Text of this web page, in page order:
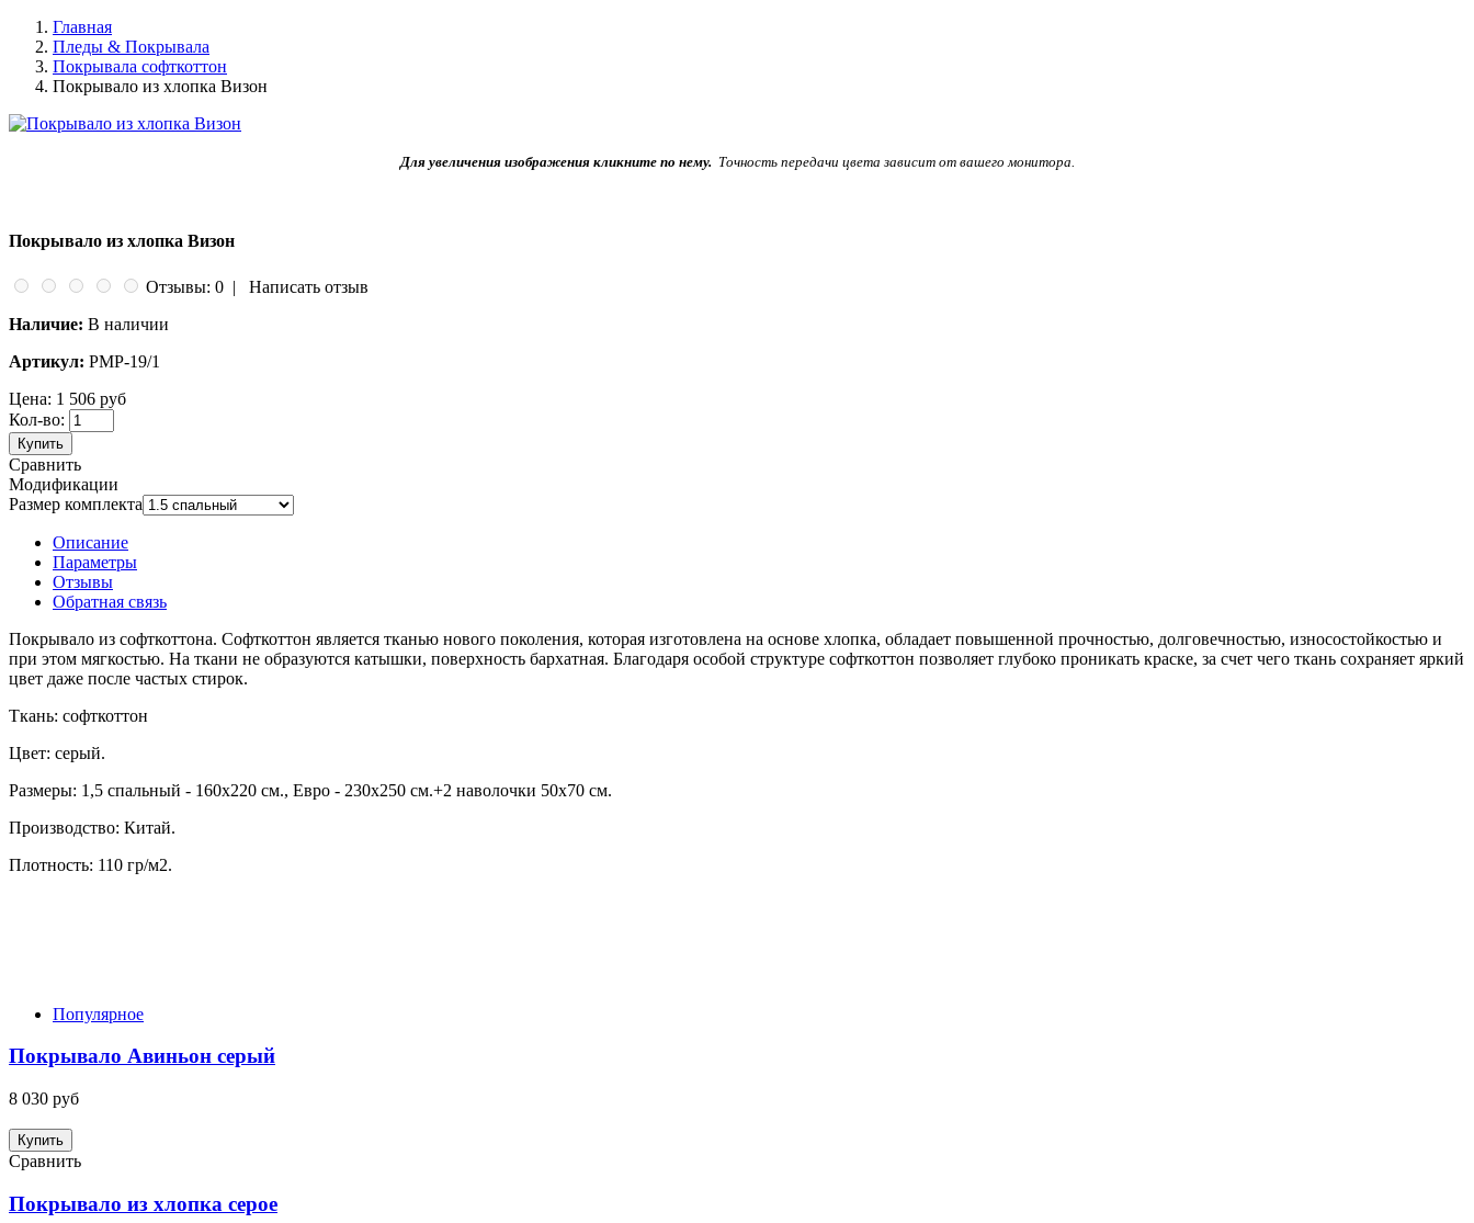
Главная
Пледы & Покрывала
Покрывала софткоттон
Покрывало из хлопка Визон
Для увеличения изображения кликните по нему. Точность передачи цвета зависит от вашего монитора.
Покрывало из хлопка Визон
Отзывы: 0 | Написать отзыв
Наличие: В наличии
Артикул: PMP-19/1
Цена: 1 506 руб
Кол-во:
Купить
Сравнить
Модификации
Размер комплекта
Описание
Параметры
Отзывы
Обратная связь
Покрывало из софткоттона. Софткоттон является тканью нового поколения, которая изготовлена на основе хлопка, обладает повышенной прочностью, долговечностью, износостойкостью и
при этом мягкостью. На ткани не образуются катышки, поверхность бархатная. Благодаря особой структуре софткоттон позволяет глубоко проникать краске, за счет чего ткань сохраняет яркий
цвет даже после частых стирок.
Ткань: софткоттон
Цвет: серый.
Размеры: 1,5 спальный - 160x220 см., Евро - 230х250 см.+2 наволочки 50х70 см.
Производство: Китай.
Плотность: 110 гр/м2.
Популярное
Покрывало Авиньон серый
8 030 руб
Купить
Сравнить
Покрывало из хлопка серое